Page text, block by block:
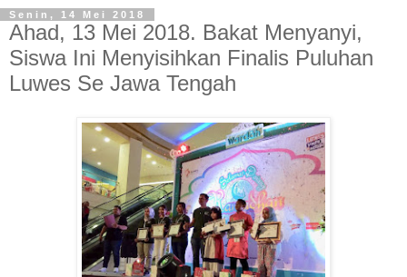
Senin, 14 Mei 2018
Ahad, 13 Mei 2018. Bakat Menyanyi,
Siswa Ini Menyisihkan Finalis Puluhan
Luwes Se Jawa Tengah